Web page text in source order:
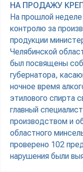
НА ПРОДАЖУ
На прошлой неделе
контролю за
продукции
Челябинской
был посвящены
губернатора,
ночное время
этилового спирта
главный
производством и
областного
проверено 102
нарушения были